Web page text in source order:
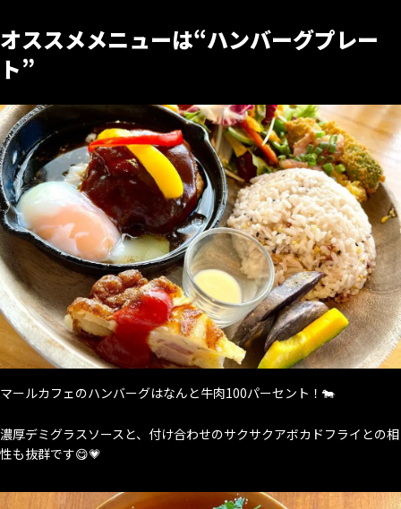
オススメメニューは“ハンバーグプレー
ト”
マールカフェのハンバーグはなんと牛肉100パーセント！🐄
濃厚デミグラスソースと、付け合わせのサクサクアボカドフライとの相
性も抜群です😋💗